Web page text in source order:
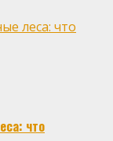
леса: что
что